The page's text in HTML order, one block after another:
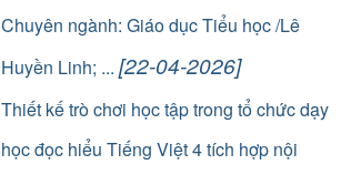
Chuyên ngành: Giáo dục Tiểu học /Lê
Huyền Linh; ... [22-04-2026]
(0) (Lượt truy cập:0)
Thiết kế trò chơi học tập trong tổ chức dạy
học đọc hiểu Tiếng Việt 4 tích hợp nội